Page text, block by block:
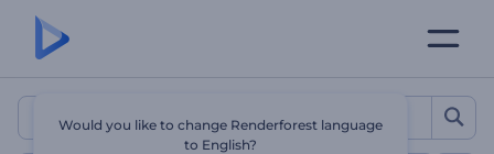
Шаблоны
Would you like to change Renderforest language
to English?